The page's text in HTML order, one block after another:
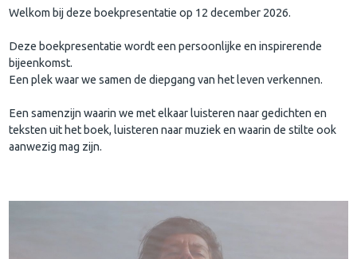
Welkom bij deze boekpresentatie op 12 december 2026.
Deze boekpresentatie wordt een persoonlijke en inspirerende
bijeenkomst.
Een plek waar we samen de diepgang van het leven verkennen.
Een samenzijn waarin we met elkaar luisteren naar gedichten en
teksten uit het boek, luisteren naar muziek en waarin de stilte ook
aanwezig mag zijn.